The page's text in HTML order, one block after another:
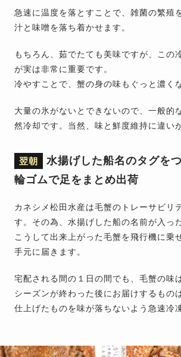
急速に温度を落とすことで、雑菌の繁殖
汁と味噌を落ち着かせます。
もちろん、茹でたても美味ですが、この
が実は非常に重要です。
冷やすことで、蟹の身の味もぐっと濃く
大量の氷がないとできないので、一般的
然冷却です。当然、味と鮮度維持に違い
翌朝
水揚げした船名のタグを
輪ゴムで足をまとめ出荷
カネシメ松田水産は毛蟹のトレーサビリ
す。その為、水揚げした船の名前が入っ
こうして出来上がった毛蟹を飛行機に乗
手元に届きます。
宅配される間の１日の間でも、毛蟹の味
シーズンが終わった後にお届けするもの
仕上げたものを味が落ちないよう急速冷